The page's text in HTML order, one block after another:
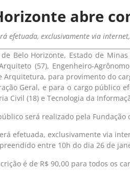
abre
efetuada, exclusivamente via
Belo Horizonte, Estado de
(57), Engenheiro-
Arquitetura, para provimento do
Geral, e para o cargo público
Civil (18) e Tecnologia da
será realizado pela Fundação
efetuada, exclusivamente via
entre 10h do dia 26 de
é de R$ 90,00 para todos os